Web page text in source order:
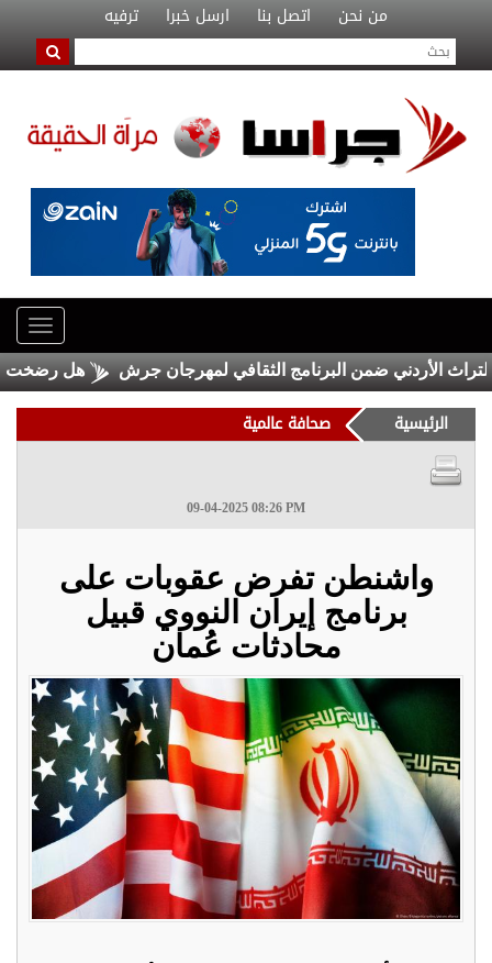
من نحن اتصل بنا ارسل خبرا ترفيه
الأردني ضمن البرنامج الثقافي لمهرجان جرش هل رضخت إيران
الرئيسية صحافة عالمية
09-04-2025 08:26 PM
واشنطن تفرض عقوبات على
برنامج إيران النووي قبيل
محادثات عُمان